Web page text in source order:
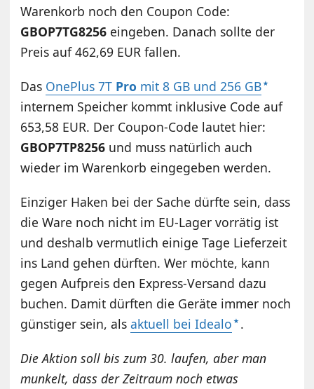
Warenkorb noch den Coupon Code:
GBOP7TG8256 eingeben. Danach sollte der
Preis auf 462,69 EUR fallen.
Das OnePlus 7T Pro mit 8 GB und 256 GB
internem Speicher kommt inklusive Code auf
653,58 EUR. Der Coupon-Code lautet hier:
GBOP7TP8256 und muss natürlich auch
wieder im Warenkorb eingegeben werden.
Einziger Haken bei der Sache dürfte sein, dass
die Ware noch nicht im EU-Lager vorrätig ist
und deshalb vermutlich einige Tage Lieferzeit
ins Land gehen dürften. Wer möchte, kann
gegen Aufpreis den Express-Versand dazu
buchen. Damit dürften die Geräte immer noch
günstiger sein, alsaktuell bei Idealo .
Die Aktion soll bis zum 30. laufen, aber man
munkelt, dass der Zeitraum noch etwas